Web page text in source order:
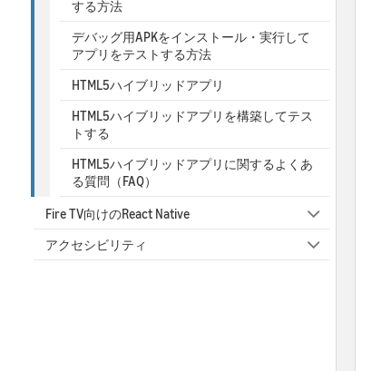
する方法
デバッグ用APKをインストール・実行して
アプリをテストする方法
HTML5ハイブリッドアプリ
HTML5ハイブリッドアプリを構築してテス
トする
HTML5ハイブリッドアプリに関するよくあ
る質問（FAQ）
Fire TV向けのReact Native
アクセシビリティ